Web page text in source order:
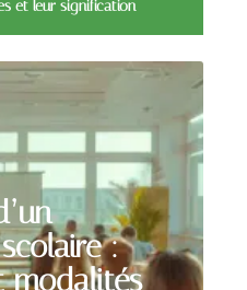
et leur signification
:
modalités